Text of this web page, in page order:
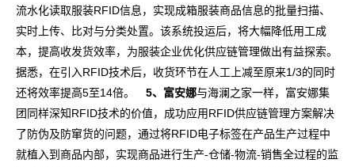
流水化读取服装RFID信息，实现成箱服装商品信息的批量扫描、
实时上传、比对与分类处置。该系统投运后，将大幅降低用工成
本，提高收发货效率，为服装企业优化供应链管理做出有益探索。
据悉，在引入RFID技术后，收货环节在人工上减至原来1/3的同时
还将效率提高5至14倍。
5、富安娜与海澜之家一样，富安娜集
团同样深知RFID技术的价值，成功应用RFID供应链管理方案解决
了防伪及防窜货的问题，通过将RFID电子标签在产品生产过程中
就植入到商品内部，实现商品进行生产-仓储-物流-销售全过程的监